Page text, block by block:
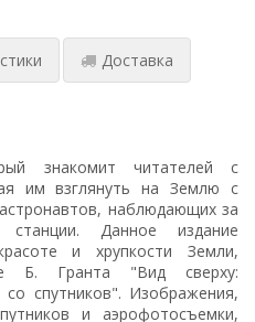
Доставка
знакомит читателей с
им взглянуть на Землю с
наблюдающих за
Данное издание
и хрупкости Земли,
Б. Гранта "Вид сверху:
спутников". Изображения,
и аэрофотосъемки,